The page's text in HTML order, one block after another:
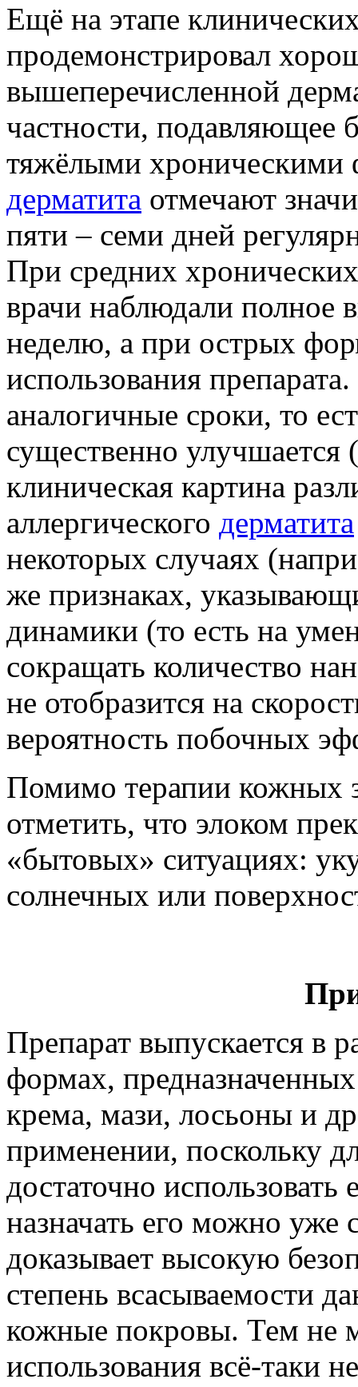
Ещё на этапе
продемонстрировал
вышеперечисленной
частности, подавляющее
тяжёлыми
дерматита отмечают
пяти – семи дней
При средних
врачи наблюдали полное
неделю, а при острых
использования
аналогичные сроки, то
существенно улучшается
клиническая картина
аллергического дерматита
некоторых случаях
же признаках,
динамики (то есть на
сокращать количество
не отобразится на
вероятность побочных
Помимо терапии кожных
отметить, что элоком
«бытовых» ситуациях:
солнечных или
Препарат выпускается в
формах,
крема, мази, лосьоны и
применении, поскольку
достаточно
назначать его можно уже
доказывает высокую
степень всасываемости
кожные покровы. Тем не
использования всё-таки